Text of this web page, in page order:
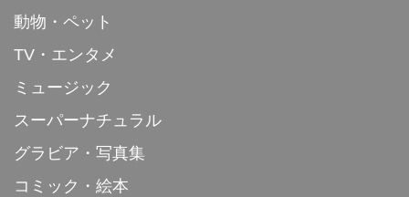
動物・ペット
TV・エンタメ
ミュージック
スーパーナチュラル
グラビア・写真集
コミック・絵本